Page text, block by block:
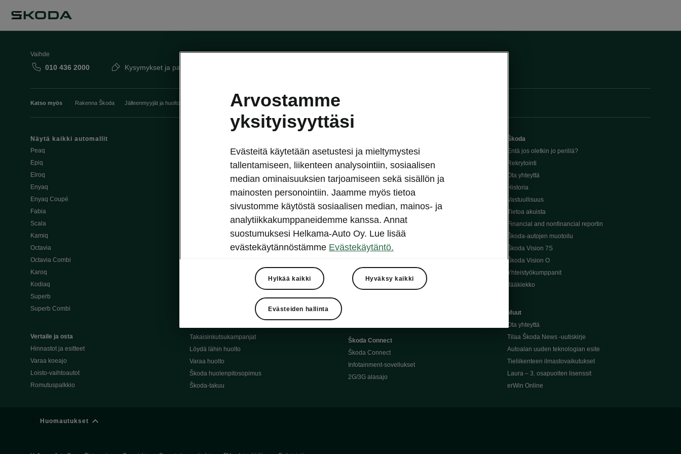
Vaihde
010 436 2000 Kysymykset ja palaute
Katso myös Rakenna Škoda Jälleenmyyjät ja huolto Heti vapaat Škoda-mallit Käyttöohjeet Škoda Shop
Näytä kaikki automallit
Peaq
Epiq
Elroq
Enyaq
Enyaq Coupé
Fabia
Scala
Kamiq
Octavia
Octavia Combi
Karoq
Kodiaq
Superb
Superb Combi
Vertaile ja osta
Hinnastot ja esitteet
Varaa koeajo
Loisto-vaihtoautot
Romutuspalkkio
Osta Škoda verkossa
Škoda Yksityisleasing
Škodan Vakuutus
Škoda 4×4 -mallit
Škoda-katumaasturimallit
Alkuperäiset Škoda-varaosat
Alkuperäiset Škoda-moottoriöljyt
Takaisinkutsukampanjat
Löydä lähin huolto
Varaa huolto
Škoda huolenpitosopimus
Škoda-takuu
Avustinjärjestelmät
Sähköautot ja hybridit
Sähköautot ja hybridit
Ladattavat hybridit
Vinkkejä sähköautoiluun
Ajoakku ja turvallisuus
Ohjelmiston päivitys
Kotilataus
Latauspisteet kartalla
Škoda Connect
Škoda Connect
Infotainment-sovellukset
2G/3G alasajo
Škoda
Entä jos oletkin jo perillä?
Rekrytointi
Ota yhteyttä
Historia
Vastuullisuus
Tietoa akuista
Financial and nonfinancial reportin
Škoda-autojen muotoilu
Škoda Vision 7S
Škoda Vision O
Yhteistyökumppanit
Jääkiekko
Muut
Ota yhteyttä
Tilaa Škoda News -uutiskirje
Autoalan uuden teknologian esite
Tieliikenteen ilmastovaikutukset
Laura – 3. osapuolten lisenssit
erWin Online
Huomautukset
Arvostamme
yksityisyyttäsi
Evästeitä käytetään asetustesi ja mieltymystesi
tallentamiseen, liikenteen analysointiin, sosiaalisen
median ominaisuuksien tarjoamiseen sekä sisällön ja
mainosten personointiin. Jaamme myös tietoa
sivustomme käytöstä sosiaalisen median, mainos- ja
analytiikkakumppaneidemme kanssa. Annat
suostumuksesi Helkama-Auto Oy. Lue lisää
evästekäytännöstämme Evästekäytäntö.
Hylkää kaikki Hyväksy kaikki
Evästeiden hallinta